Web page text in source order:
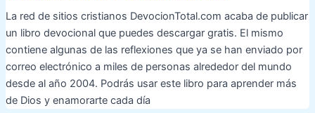
La red de sitios cristianos DevocionTotal.com acaba de publicar
un libro devocional que puedes descargar gratis. El mismo
contiene algunas de las reflexiones que ya se han enviado por
correo electrónico a miles de personas alrededor del mundo
desde al año 2004. Podrás usar este libro para aprender más
de Dios y enamorarte cada día